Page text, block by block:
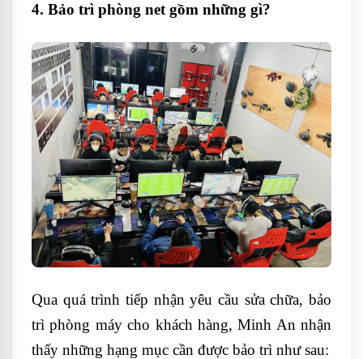
4. Bảo trì phòng net gồm những gì?
Qua quá trình tiếp nhận yêu cầu sửa chữa, bảo
trì phòng máy cho khách hàng, Minh An nhận
thấy những hạng mục cần được bảo trì như sau: